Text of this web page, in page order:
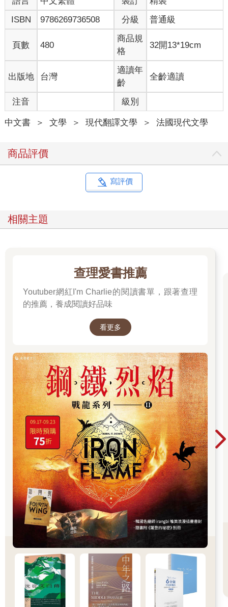
ISBN
9786269736508 分級 普通級
頁數 480
商品規
格
32開13*19cm
出版地 台灣
適讀年
齡
全齡適讀
注音 級別
中文書 ＞ 文學 ＞ 現代翻譯文學 ＞ 法國現代文學
商品評價
寫評價
相關主題
查理愛書推薦
Youtuber網紅I'm Charlie的閱讀書單，跟著查理
的推薦，養成閱讀好品味
看更多